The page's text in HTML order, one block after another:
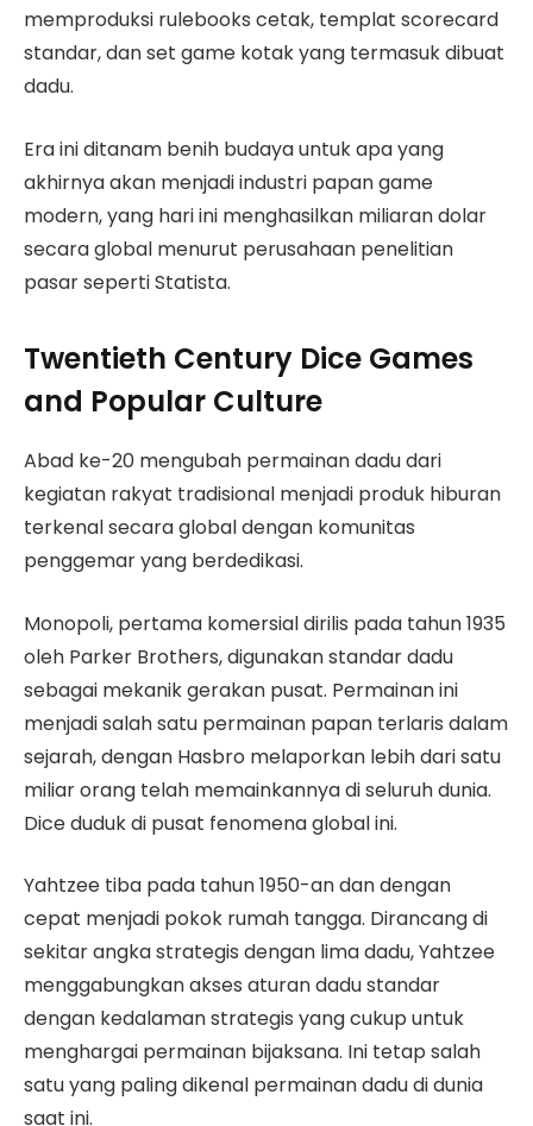
memproduksi rulebooks cetak, templat scorecard
standar, dan set game kotak yang termasuk dibuat
dadu.
Era ini ditanam benih budaya untuk apa yang
akhirnya akan menjadi industri papan game
modern, yang hari ini menghasilkan miliaran dolar
secara global menurut perusahaan penelitian
pasar seperti Statista.
Twentieth Century Dice Games
and Popular Culture
Abad ke-20 mengubah permainan dadu dari
kegiatan rakyat tradisional menjadi produk hiburan
terkenal secara global dengan komunitas
penggemar yang berdedikasi.
Monopoli, pertama komersial dirilis pada tahun 1935
oleh Parker Brothers, digunakan standar dadu
sebagai mekanik gerakan pusat. Permainan ini
menjadi salah satu permainan papan terlaris dalam
sejarah, dengan Hasbro melaporkan lebih dari satu
miliar orang telah memainkannya di seluruh dunia.
Dice duduk di pusat fenomena global ini.
Yahtzee tiba pada tahun 1950-an dan dengan
cepat menjadi pokok rumah tangga. Dirancang di
sekitar angka strategis dengan lima dadu, Yahtzee
menggabungkan akses aturan dadu standar
dengan kedalaman strategis yang cukup untuk
menghargai permainan bijaksana. Ini tetap salah
satu yang paling dikenal permainan dadu di dunia
saat ini.